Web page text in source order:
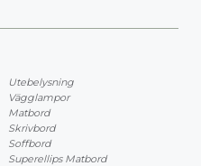
Utebelysning
Vägglampor
Matbord
Skrivbord
Soffbord
Superellips Matbord